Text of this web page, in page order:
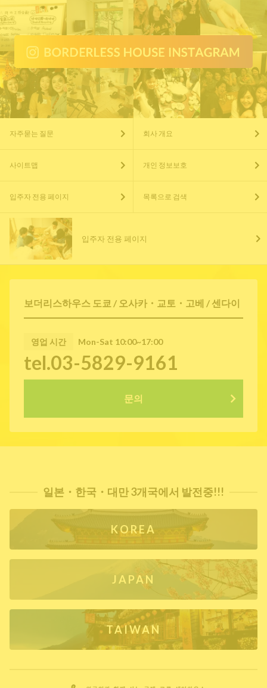
보더리스하우스 도쿄 / 오사카・교토・고베 / 센다이
영업 시간 Mon-Sat 10:00~17:00
tel.03-5829-9161
문의
자주묻는 질문 회사 개요
사이트맵 개인 정보보호
입주자 전용 페이지 목록으로 검색
입주자 전용 페이지
일본・한국・대만 3개국에서 발전중!!!
KOREA
JAPAN
TAIWAN